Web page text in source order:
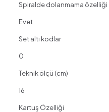
Spiralde dolanmama özelliği
Evet
Set altı kodlar
0
Teknik ölçü (cm)
16
Kartuş Özelliği